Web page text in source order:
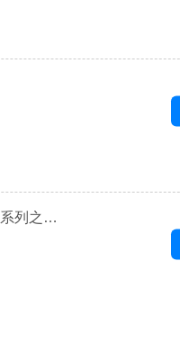
专题1 用导数研究含参函数的单调性-学霸养成2022年高考数学必杀技系列之导数